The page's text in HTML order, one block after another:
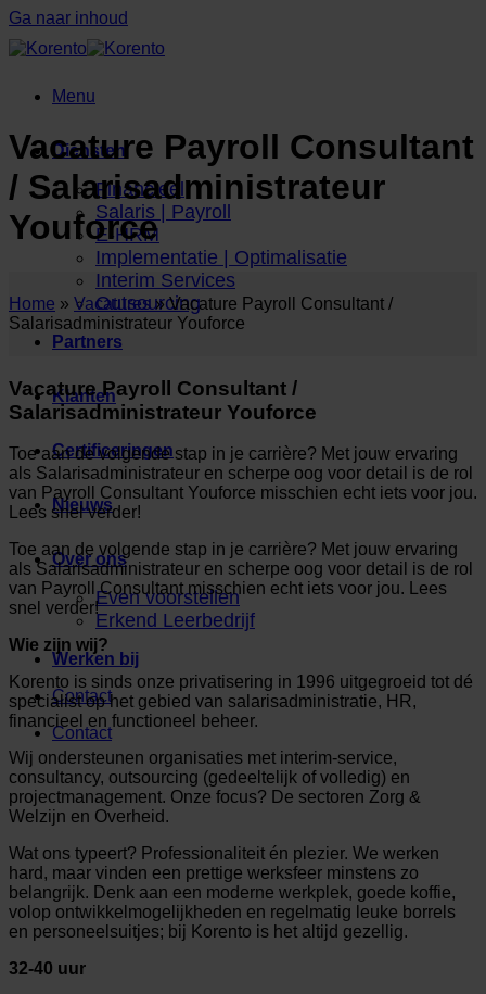
Ga naar inhoud
Menu
Diensten
Financieel
Salaris | Payroll
E-HRM
Implementatie | Optimalisatie
Interim Services
Outsourcing
Partners
Klanten
Certificeringen
Nieuws
Over ons
Even voorstellen
Erkend Leerbedrijf
Werken bij
Contact
Contact
Vacature Payroll Consultant
/ Salarisadministrateur
Youforce
Home » Vacatures»Vacature Payroll Consultant /
Salarisadministrateur Youforce
Vacature Payroll Consultant /
Salarisadministrateur Youforce
Toe aan de volgende stap in je carrière? Met jouw ervaring
als Salarisadministrateur en scherpe oog voor detail is de rol
van Payroll Consultant Youforce misschien echt iets voor jou.
Lees snel verder!
Toe aan de volgende stap in je carrière? Met jouw ervaring
als Salarisadministrateur en scherpe oog voor detail is de rol
van Payroll Consultant misschien echt iets voor jou. Lees
snel verder!
Wie zijn wij?
Korento is sinds onze privatisering in 1996 uitgegroeid tot dé
specialist op het gebied van salarisadministratie, HR,
financieel en functioneel beheer.
Wij ondersteunen organisaties met interim-service,
consultancy, outsourcing (gedeeltelijk of volledig) en
projectmanagement. Onze focus? De sectoren Zorg &
Welzijn en Overheid.
Wat ons typeert? Professionaliteit én plezier. We werken
hard, maar vinden een prettige werksfeer minstens zo
belangrijk. Denk aan een moderne werkplek, goede koffie,
volop ontwikkelmogelijkheden en regelmatig leuke borrels
en personeelsuitjes; bij Korento is het altijd gezellig.
32-40 uur